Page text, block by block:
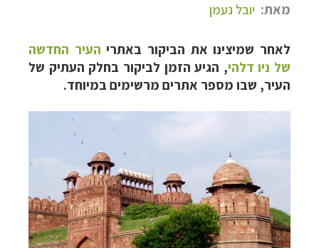
מאת: יובל נעמן
לאחר שמיצינו את הביקור באתרי העיר החדשה
של ניו דלהי, הגיע הזמן לביקור בחלק העתיק של
העיר, שבו מספר אתרים מרשימים במיוחד.